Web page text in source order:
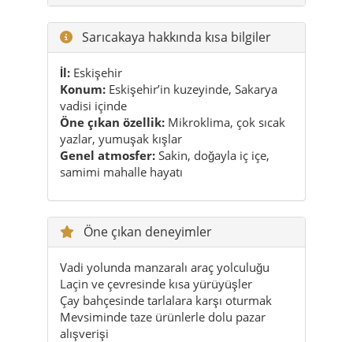
Sarıcakaya hakkında kısa bilgiler
İl: Eskişehir
Konum: Eskişehir’in kuzeyinde, Sakarya
vadisi içinde
Öne çıkan özellik: Mikroklima, çok sıcak
yazlar, yumuşak kışlar
Genel atmosfer: Sakin, doğayla iç içe,
samimi mahalle hayatı
Öne çıkan deneyimler
Vadi yolunda manzaralı araç yolculuğu
Laçin ve çevresinde kısa yürüyüşler
Çay bahçesinde tarlalara karşı oturmak
Mevsiminde taze ürünlerle dolu pazar
alışverişi